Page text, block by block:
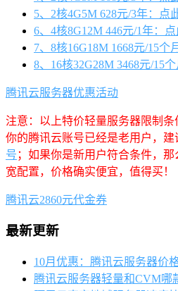
5、2核4G5M 628元/3年：点
6、4核8G12M 446元/1年：
7、8核16G18M 1668元/15个月
8、16核32G28M 3468元/15个
腾讯云服务器优惠活动
注意：以上特价轻量服务器限制条
你的腾讯云账号已经是老用户，建
号 ；如果你是新用户符合条件，
宽配置，价格确实便宜，值得买！
腾讯云2860元代金券
最新更新
10月优惠：腾讯云服务器价
腾讯云服务器轻量和CVM哪